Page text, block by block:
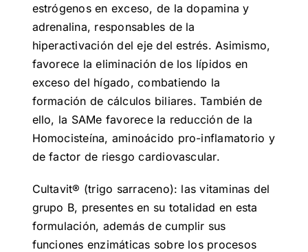
estrógenos en exceso, de la dopamina y
adrenalina, responsables de la
hiperactivación del eje del estrés. Asimismo,
favorece la eliminación de los lípidos en
exceso del hígado, combatiendo la
formación de cálculos biliares. También de
ello, la SAMe favorece la reducción de la
Homocisteína, aminoácido pro-inflamatorio y
de factor de riesgo cardiovascular.
Cultavit® (trigo sarraceno): las vitaminas del
grupo B, presentes en su totalidad en esta
formulación, además de cumplir sus
funciones enzimáticas sobre los procesos